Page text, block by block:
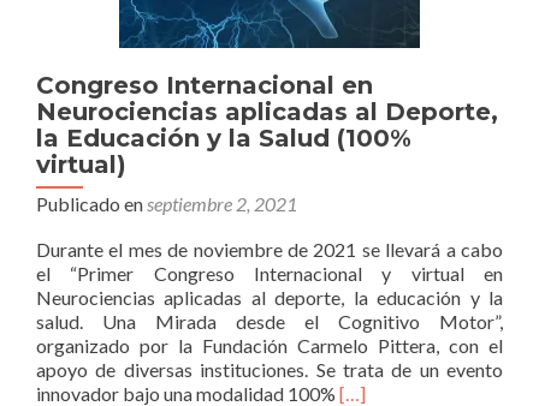
Congreso Internacional en
Neurociencias aplicadas al Deporte,
la Educación y la Salud (100%
virtual)
Publicado en septiembre 2, 2021
Durante el mes de noviembre de 2021 se llevará a cabo
el “Primer Congreso Internacional y virtual en
Neurociencias aplicadas al deporte, la educación y la
salud. Una Mirada desde el Cognitivo Motor”,
organizado por la Fundación Carmelo Pittera, con el
apoyo de diversas instituciones. Se trata de un evento
innovador bajo una modalidad 100% Leer
[…]